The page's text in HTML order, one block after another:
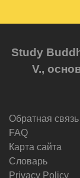
Study
V.,
Обратная связь
FAQ
Карта сайта
Словарь
Privacy Policy